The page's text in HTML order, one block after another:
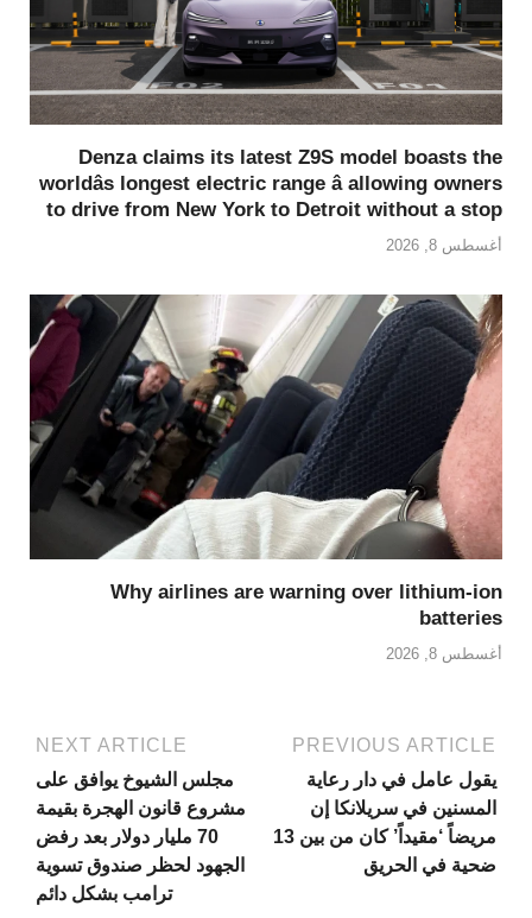
Denza claims its latest Z9S model boasts the
worldâs longest electric range â allowing owners
to drive from New York to Detroit without a stop
أغسطس 8, 2026
Why airlines are warning over lithium-ion
batteries
أغسطس 8, 2026
PREVIOUS ARTICLE
يقول عامل في دار رعاية
المسنين في سريلانكا إن
مريضاً ‘مقيداً’ كان من بين 13
ضحية في الحريق
NEXT ARTICLE
مجلس الشيوخ يوافق على
مشروع قانون الهجرة بقيمة
70 مليار دولار بعد رفض
الجهود لحظر صندوق تسوية
ترامب بشكل دائم